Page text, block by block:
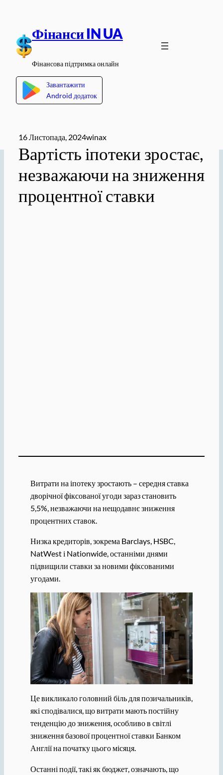
вмісту
Фінанси IN UA
Фінансова підтримка онлайн
Завантажити
Android додаток
16 Листопада, 2024winax
Вартість іпотеки зростає,
незважаючи на зниження
процентної ставки
Витрати на іпотеку зростають – середня ставка
дворічної фіксованої угоди зараз становить
5,5%, незважаючи на нещодавнє зниження
процентних ставок.
Низка кредиторів, зокрема Barclays, HSBC,
NatWest і Nationwide, останніми днями
підвищили ставки за новими фіксованими
угодами.
Це викликало головний біль для позичальників,
які сподівалися, що витрати мають постійну
тенденцію до зниження, особливо в світлі
зниження базової процентної ставки Банком
Англії на початку цього місяця.
Останні події, такі як бюджет, означають, що